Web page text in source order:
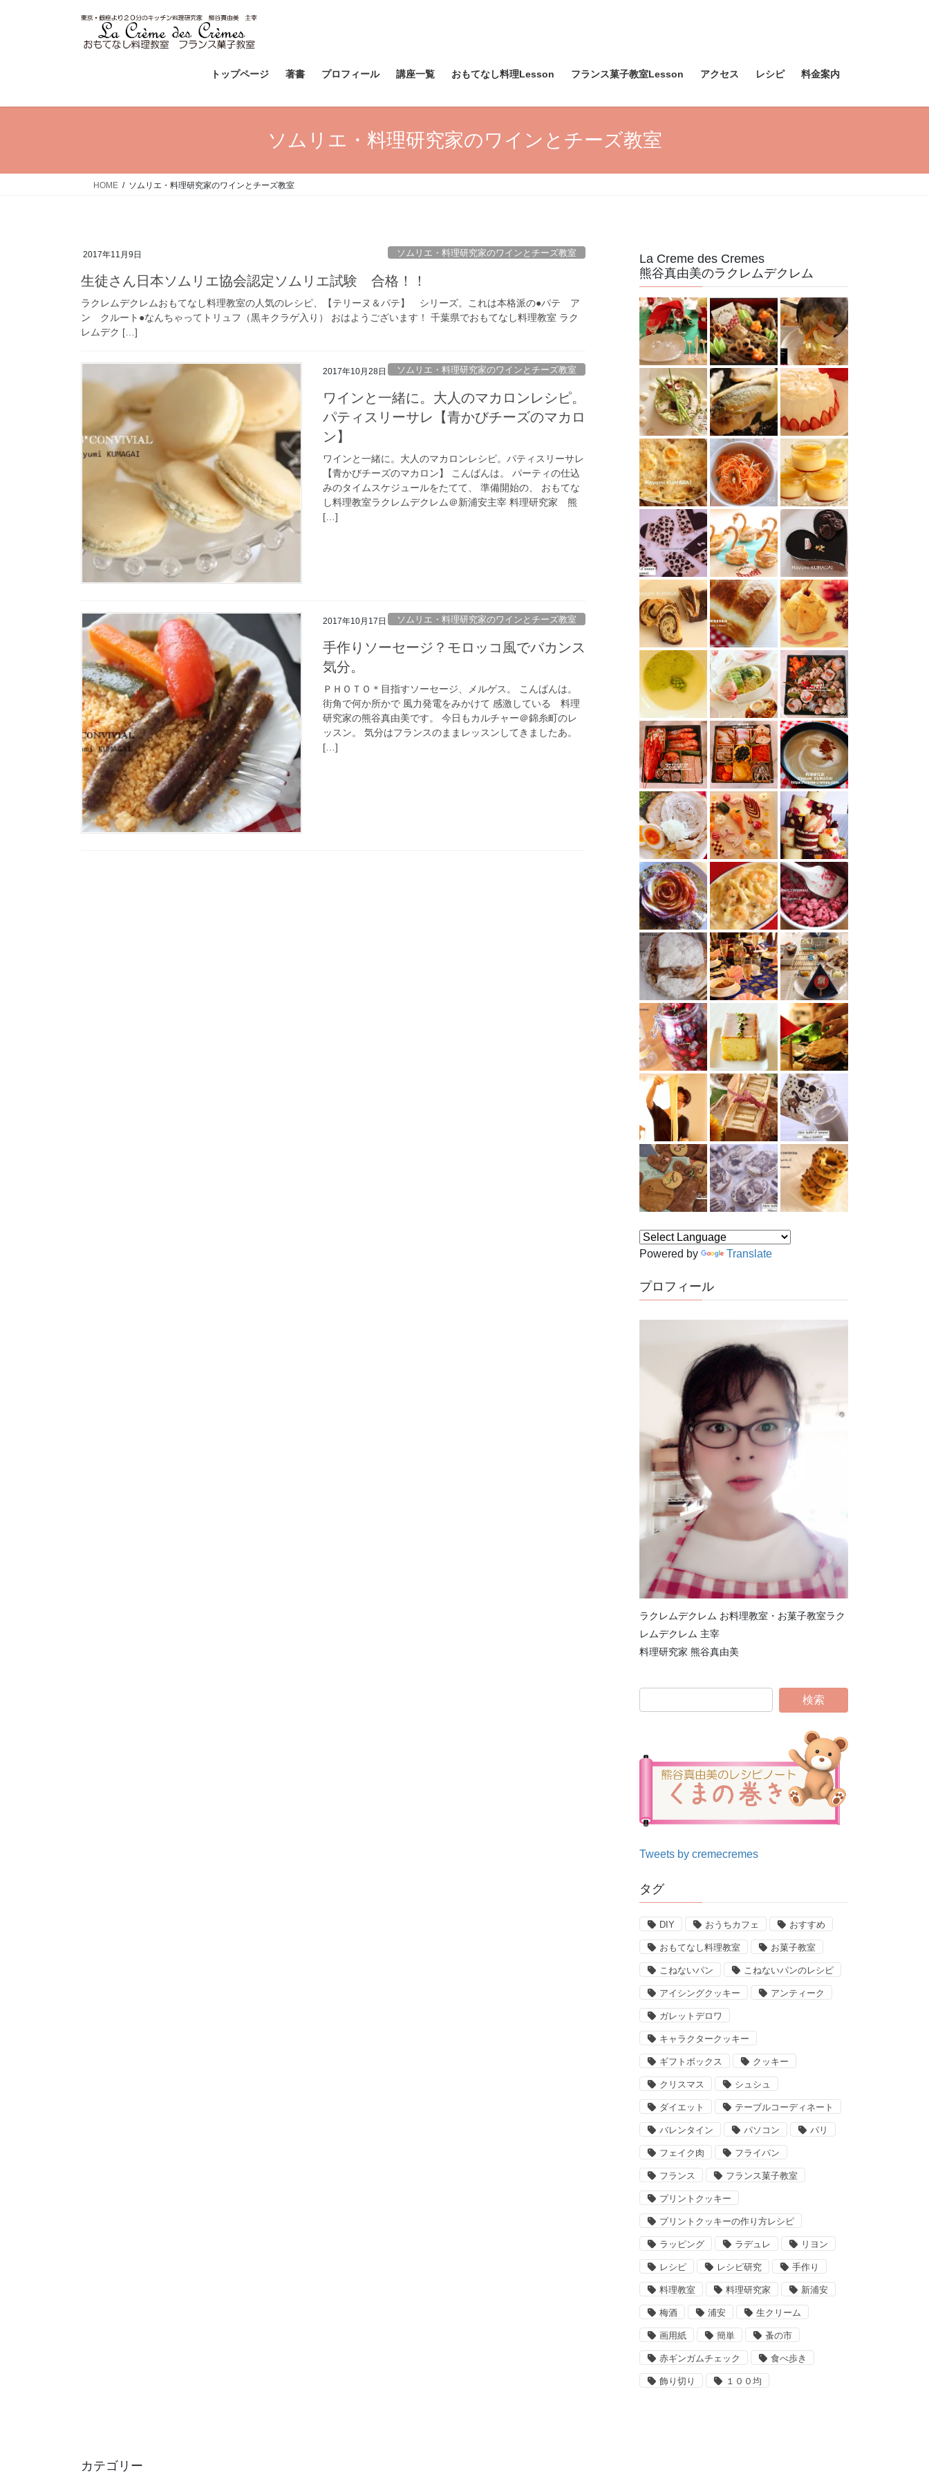
ス
ン
トップページ 著書 プロフィール 講座一覧 おもてなし料理Lesson フランス菓子教室Lesson アクセス レシピ 料金案内
ソムリエ・料理研究家のワインとチーズ教室
HOME ソムリエ・料理研究家のワインとチーズ教室
2017年11月9日 ソムリエ・料理研究家のワインとチーズ教室
生徒さん日本ソムリエ協会認定ソムリエ試験 合格！！
ラクレムデクレムおもてなし料理教室の人気のレシピ、【テリーヌ＆パテ】 シリーズ。これは本格派の●パテ ア
ン クルート●なんちゃってトリュフ（黒キクラゲ入り） おはようございます！ 千葉県でおもてなし料理教室 ラク
レムデク […]
2017年10月28日 ソムリエ・料理研究家のワインとチーズ教室
ワインと一緒に。大人のマカロンレシピ。
パティスリーサレ【青かびチーズのマカロ
ン】
ワインと一緒に。大人のマカロンレシピ。パティスリーサレ
【青かびチーズのマカロン】 こんばんは。 パーティの仕込
みのタイムスケジュールをたてて、 準備開始の、 おもてな
し料理教室ラクレムデクレム＠新浦安主宰 料理研究家 熊
[…]
2017年10月17日 ソムリエ・料理研究家のワインとチーズ教室
手作りソーセージ？モロッコ風でバカンス
気分。
ＰＨＯＴＯ＊目指すソーセージ、メルゲス。 こんばんは。
街角で何か所かで 風力発電をみかけて 感激している 料理
研究家の熊谷真由美です。 今日もカルチャー＠錦糸町のレ
ッスン。 気分はフランスのままレッスンしてきましたあ。
[…]
La Creme des Cremes
熊谷真由美のラクレムデクレム
Powered by Translate
プロフィール
ラクレムデクレム お料理教室・お菓子教室ラク
レムデクレム 主宰
料理研究家 熊谷真由美
Tweets by cremecremes
タグ
DIY おうちカフェ おすすめ
おもてなし料理教室 お菓子教室
こねないパン こねないパンのレシピ
アイシングクッキー アンティーク
ガレットデロワ
キャラクタークッキー
ギフトボックス クッキー
クリスマス シュシュ
ダイエット テーブルコーディネート
バレンタイン パソコン パリ
フェイク肉 フライパン
フランス フランス菓子教室
プリントクッキー
プリントクッキーの作り方レシピ
ラッピング ラデュレ リヨン
レシピ レシピ研究 手作り
料理教室 料理研究家 新浦安
梅酒 浦安 生クリーム
画用紙 簡単 蚤の市
赤ギンガムチェック 食べ歩き
飾り切り １００均
カテゴリー